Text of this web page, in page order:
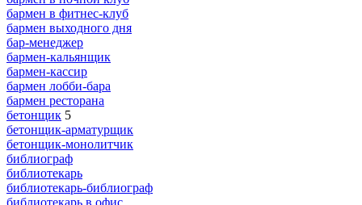
бармен в фитнес-клуб
бармен выходного дня
бар-менеджер
бармен-кальянщик
бармен-кассир
бармен лобби-бара
бармен ресторана
бетонщик 5
бетонщик-арматурщик
бетонщик-монолитчик
библиограф
библиотекарь
библиотекарь-библиограф
библиотекарь в офис